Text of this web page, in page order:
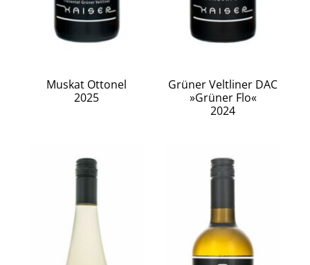
Muskat Ottonel
2025
Grüner Veltliner DAC
»Grüner Flo«
2024